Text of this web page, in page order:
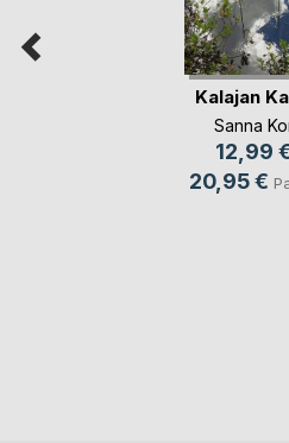
Kalajan
Sanna
12,99
20,95 €